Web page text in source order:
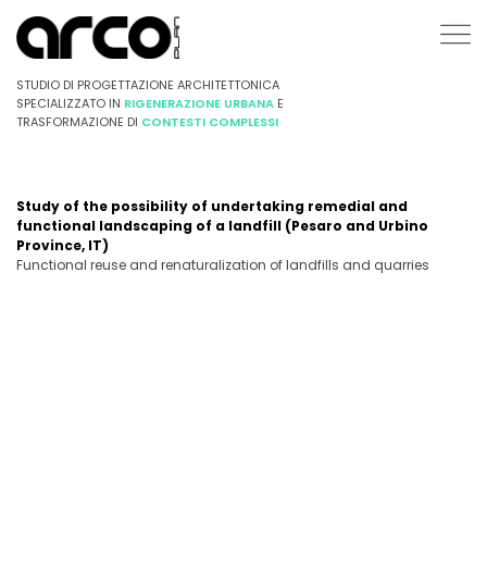
STUDIO DI PROGETTAZIONE ARCHITETTONICA
SPECIALIZZATO IN RIGENERAZIONE URBANA E
TRASFORMAZIONE DI CONTESTI COMPLESSI
Study of the possibility of undertaking remedial and
functional landscaping of a landfill (Pesaro and Urbino
Province, IT)
Functional reuse and renaturalization of landfills and quarries